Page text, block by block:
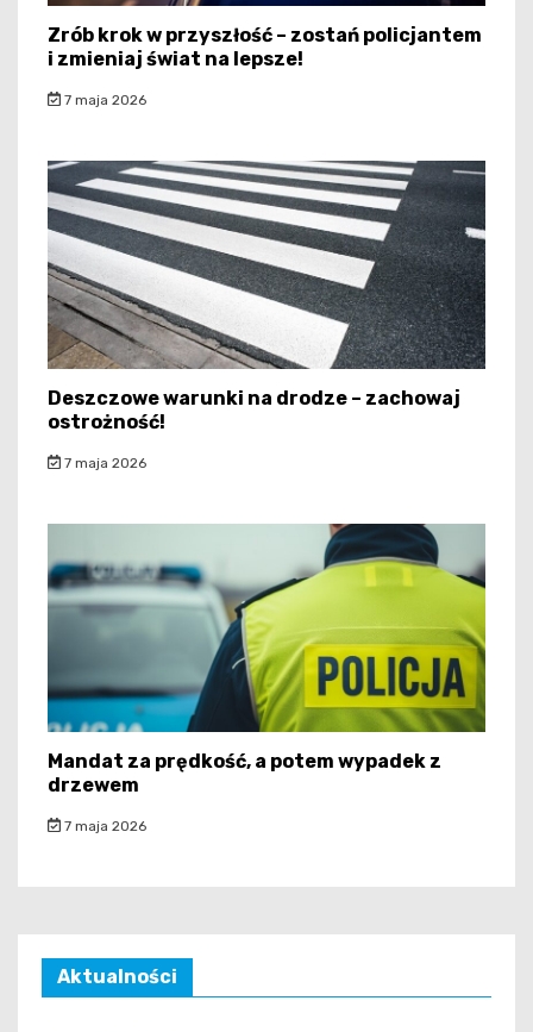
Zrób krok w przyszłość – zostań policjantem
i zmieniaj świat na lepsze!
7 maja 2026
Deszczowe warunki na drodze – zachowaj
ostrożność!
7 maja 2026
Mandat za prędkość, a potem wypadek z
drzewem
7 maja 2026
Aktualności